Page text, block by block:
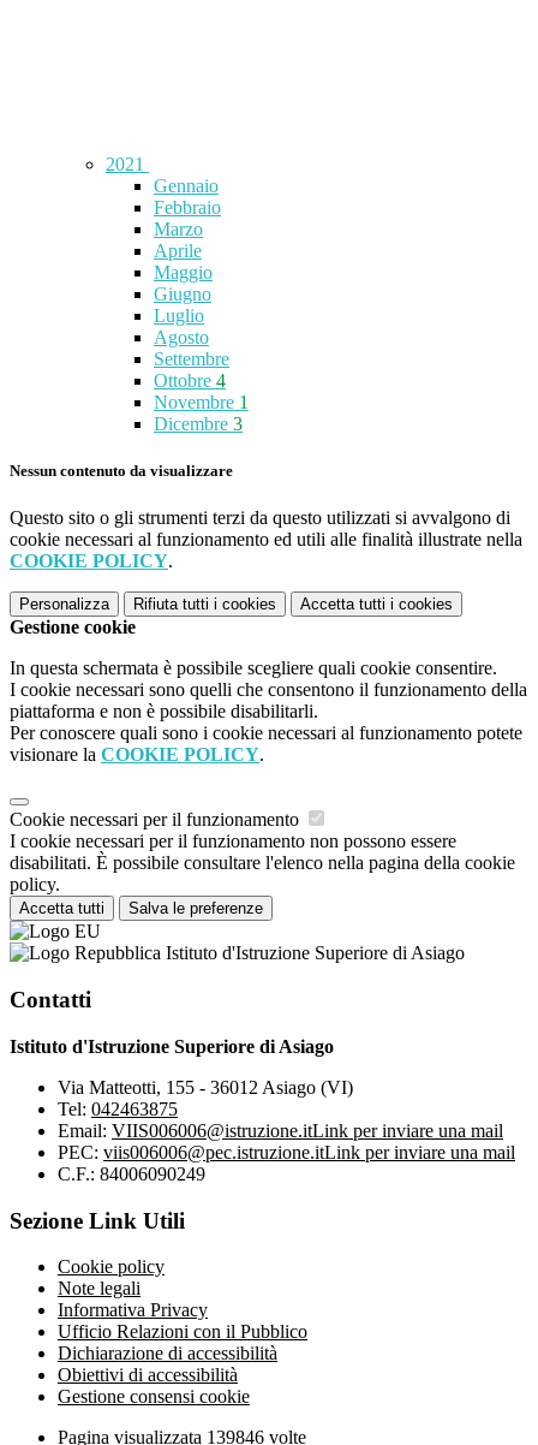
2021
Gennaio
Febbraio
Marzo
Aprile
Maggio
Giugno
Luglio
Agosto
Settembre
Ottobre 4
Novembre 1
Dicembre 3
Nessun contenuto da visualizzare
Questo sito o gli strumenti terzi da questo utilizzati si avvalgono di
cookie necessari al funzionamento ed utili alle finalità illustrate nella
COOKIE POLICY.
Personalizza Rifiuta tutti i cookies Accetta tutti i cookies
Gestione cookie
In questa schermata è possibile scegliere quali cookie consentire.
I cookie necessari sono quelli che consentono il funzionamento della
piattaforma e non è possibile disabilitarli.
Per conoscere quali sono i cookie necessari al funzionamento potete
visionare la COOKIE POLICY.
Cookie necessari per il funzionamento
I cookie necessari per il funzionamento non possono essere
disabilitati. È possibile consultare l'elenco nella pagina della cookie
policy.
Accetta tutti Salva le preferenze
Istituto d'Istruzione Superiore di Asiago
Contatti
Istituto d'Istruzione Superiore di Asiago
Via Matteotti, 155 - 36012 Asiago (VI)
Tel: 042463875
Email: VIIS006006@istruzione.itLink per inviare una mail
PEC: viis006006@pec.istruzione.itLink per inviare una mail
C.F.: 84006090249
Sezione Link Utili
Cookie policy
Note legali
Informativa Privacy
Ufficio Relazioni con il Pubblico
Dichiarazione di accessibilità
Obiettivi di accessibilità
Gestione consensi cookie
Pagina visualizzata 139846 volte